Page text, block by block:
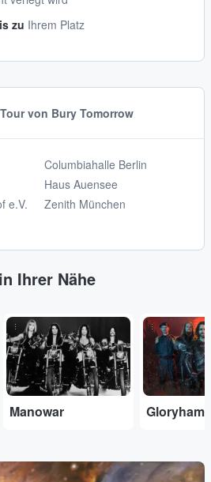
zu Ihrem Platz
von Bury Tomorrow
e.V.
Columbiahalle Berlin
Haus Auensee
Zenith München
Ihrer Nähe
...
Manowar
...